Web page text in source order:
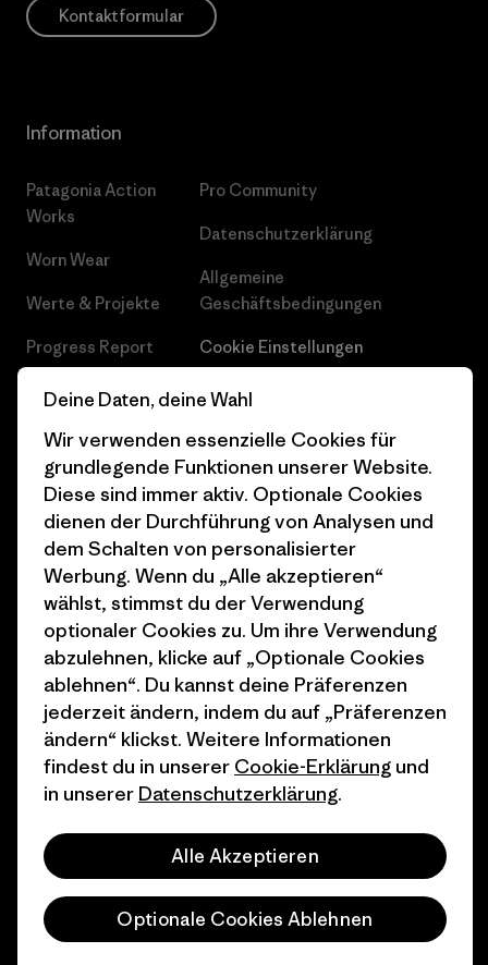
Kontaktformular
Information
Patagonia Action
Works
Worn Wear
Werte & Projekte
Progress Report
Business Unusual
Klimaziele
1% For The Planet
Wie wir finanzieren
Geschenkgutscheine
Stores in deiner
Nähe
Pro Community
Datenschutzerklärung
Allgemeine
Geschäftsbedingungen
Cookie Einstellungen
Karriere
Pressekontakt
Industry program
Affiliate-Programm
Patagonia Österreich
Seitenverzeichnis
© 2026 Patagonia, Inc. All Rights Reserved.
Deutsch
Deine Daten, deine Wahl
Wir verwenden essenzielle Cookies für
grundlegende Funktionen unserer Website.
Diese sind immer aktiv. Optionale Cookies
dienen der Durchführung von Analysen und
dem Schalten von personalisierter
Werbung. Wenn du „Alle akzeptieren“
wählst, stimmst du der Verwendung
optionaler Cookies zu. Um ihre Verwendung
abzulehnen, klicke auf „Optionale Cookies
ablehnen“. Du kannst deine Präferenzen
jederzeit ändern, indem du auf „Präferenzen
ändern“ klickst. Weitere Informationen
findest du in unserer Cookie-Erklärung und
in unserer Datenschutzerklärung.
Alle Akzeptieren
Optionale Cookies Ablehnen